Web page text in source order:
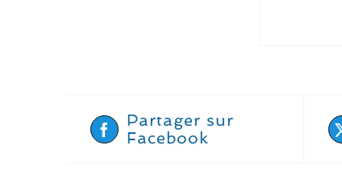
Partager sur
Facebook